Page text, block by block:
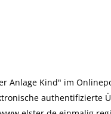
Anlage Kind" im
authentifizierte